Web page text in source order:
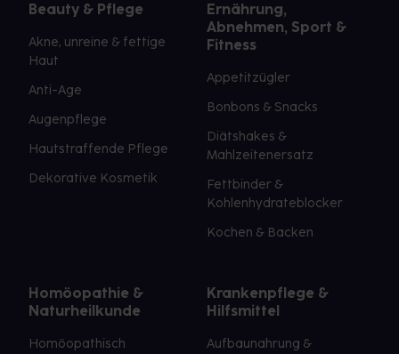
Beauty & Pflege
Akne, unreine & fettige
Haut
Anti-Age
Augenpflege
Hautstraffende Pflege
Dekorative Kosmetik
Ernährung,
Abnehmen, Sport &
Fitness
Appetitzügler
Bonbons & Snacks
Diätshakes &
Mahlzeitenersatz
Fettbinder &
Kohlenhydrateblocker
Kochen & Backen
Homöopathie &
Naturheilkunde
Homöopathisch
Krankenpflege &
Hilfsmittel
Aufbaunahrung &